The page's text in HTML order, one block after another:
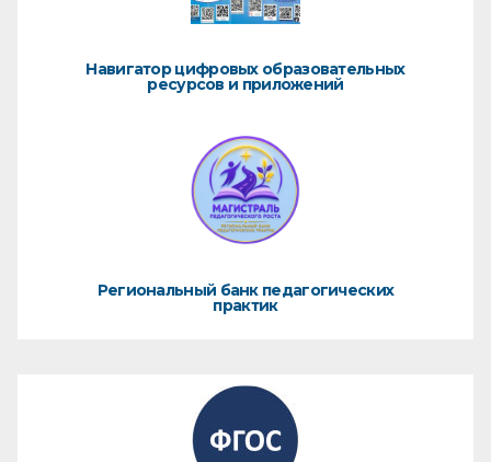
Навигатор цифровых образовательных
ресурсов и приложений
Региональный банк педагогических
практик